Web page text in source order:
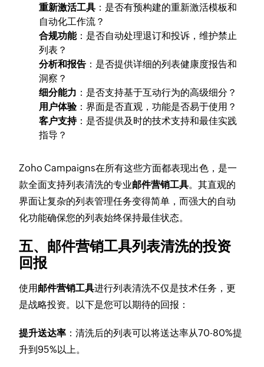
重新激活工具 ：是否有预构建的重新激活模板和
自动化工作流？
合规功能：是否自动处理退订和投诉，维护禁止
列表？
分析和报告 ：是否提供详细的列表健康度报告和
洞察？
细分能力 ：是否支持基于互动行为的高级细分？
用户体验：界面是否直观，功能是否易于使用？
客户支持：是否提供及时的技术支持和最佳实践
指导？
Zoho Campaigns在所有这些方面都表现出色，是一
款全面支持列表清洗的专业邮件营销工具。其直观的
界面让复杂的列表管理任务变得简单，而强大的自动
化功能确保您的列表始终保持最佳状态。
五、邮件营销工具列表清洗的投资
回报
使用邮件营销工具进行列表清洗不仅是技术任务，更
是战略投资。以下是您可以期待的回报：
提升送达率 ：清洗后的列表可以将送达率从70-80%提
升到95%以上。